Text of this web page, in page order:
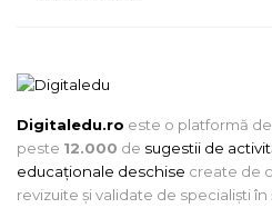
Digitaledu.ro este o platformă
peste 12.000 de sugestii de
educaționale deschise create de
revizuite și validate de specialiști